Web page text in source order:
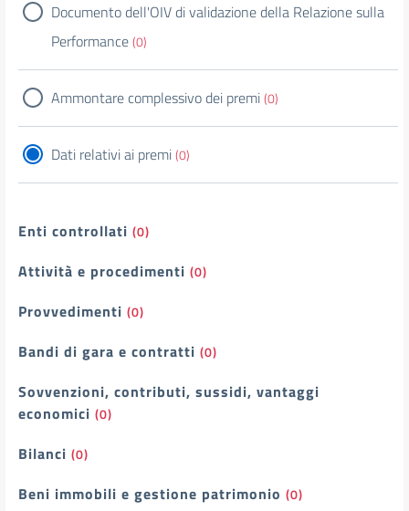
Documento dell'OIV di validazione della Relazione sulla
Performance(0)
Ammontare complessivo dei premi(0)
Dati relativi ai premi(0)
Enti controllati (0)
Attività e procedimenti (0)
Provvedimenti (0)
Bandi di gara e contratti (0)
Sovvenzioni, contributi, sussidi, vantaggi
economici (0)
Bilanci (0)
Beni immobili e gestione patrimonio (0)